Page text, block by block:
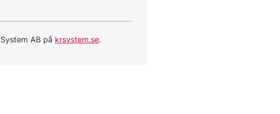
AB på krsystem.se.